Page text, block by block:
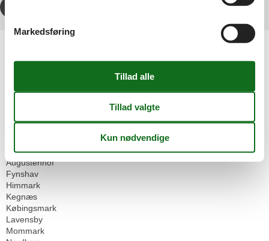
Geografier
Als Fjord
Augustenhof
Fynshav
Himmark
Kegnæs
Købingsmark
Lavensby
Mommark
Markedsføring